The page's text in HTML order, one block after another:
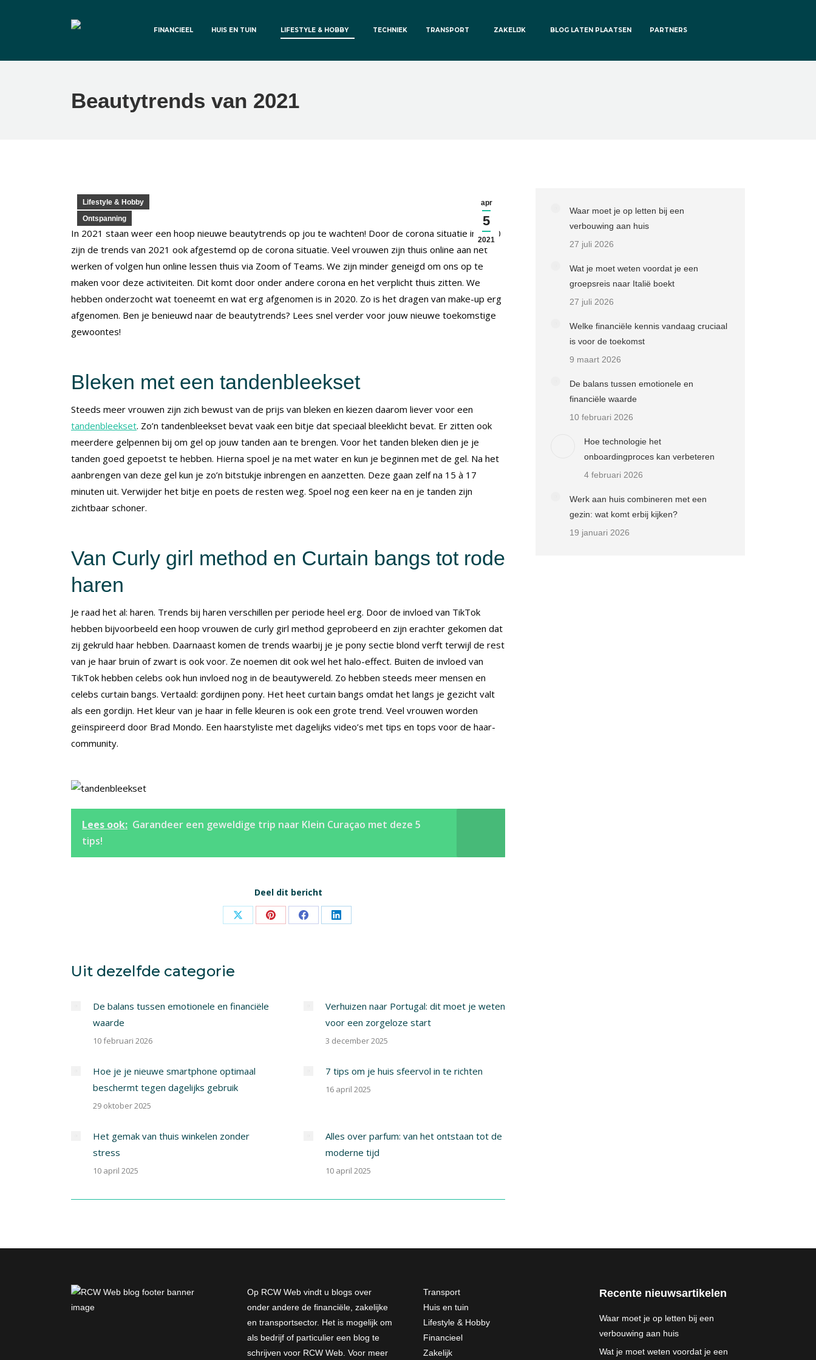
FINANCIEEL HUIS EN TUIN LIFESTYLE & HOBBY TECHNIEK TRANSPORT ZAKELIJK BLOG LATEN PLAATSEN PARTNERS
Beautytrends van 2021
apr
5
2021
Lifestyle & Hobby
Ontspanning
In 2021 staan weer een hoop nieuwe beautytrends op jou te wachten! Door de corona situatie in 2020
zijn de trends van 2021 ook afgestemd op de corona situatie. Veel vrouwen zijn thuis online aan het
werken of volgen hun online lessen thuis via Zoom of Teams. We zijn minder geneigd om ons op te
maken voor deze activiteiten. Dit komt door onder andere corona en het verplicht thuis zitten. We
hebben onderzocht wat toeneemt en wat erg afgenomen is in 2020. Zo is het dragen van make-up erg
afgenomen. Ben je benieuwd naar de beautytrends? Lees snel verder voor jouw nieuwe toekomstige
gewoontes!
Bleken met een tandenbleekset
Steeds meer vrouwen zijn zich bewust van de prijs van bleken en kiezen daarom liever voor een
tandenbleekset. Zo’n tandenbleekset bevat vaak een bitje dat speciaal bleeklicht bevat. Er zitten ook
meerdere gelpennen bij om gel op jouw tanden aan te brengen. Voor het tanden bleken dien je je
tanden goed gepoetst te hebben. Hierna spoel je na met water en kun je beginnen met de gel. Na het
aanbrengen van deze gel kun je zo’n bitstukje inbrengen en aanzetten. Deze gaan zelf na 15 à 17
minuten uit. Verwijder het bitje en poets de resten weg. Spoel nog een keer na en je tanden zijn
zichtbaar schoner.
Van Curly girl method en Curtain bangs tot rode
haren
Je raad het al: haren. Trends bij haren verschillen per periode heel erg. Door de invloed van TikTok
hebben bijvoorbeeld een hoop vrouwen de curly girl method geprobeerd en zijn erachter gekomen dat
zij gekruld haar hebben. Daarnaast komen de trends waarbij je je pony sectie blond verft terwijl de rest
van je haar bruin of zwart is ook voor. Ze noemen dit ook wel het halo-effect. Buiten de invloed van
TikTok hebben celebs ook hun invloed nog in de beautywereld. Zo hebben steeds meer mensen en
celebs curtain bangs. Vertaald: gordijnen pony. Het heet curtain bangs omdat het langs je gezicht valt
als een gordijn. Het kleur van je haar in felle kleuren is ook een grote trend. Veel vrouwen worden
geïnspireerd door Brad Mondo. Een haarstyliste met dagelijks video’s met tips en tops voor de haar-
community.
Lees ook: Garandeer een geweldige trip naar Klein Curaçao met deze 5
tips!
Deel dit bericht
Share Share Share Share
Uit dezelfde categorie
De balans tussen emotionele en financiële
waarde
10 februari 2026
Verhuizen naar Portugal: dit moet je weten
voor een zorgeloze start
3 december 2025
Hoe je je nieuwe smartphone optimaal
beschermt tegen dagelijks gebruik
29 oktober 2025
7 tips om je huis sfeervol in te richten
16 april 2025
Het gemak van thuis winkelen zonder
stress
10 april 2025
Alles over parfum: van het ontstaan tot de
moderne tijd
10 april 2025
Waar moet je op letten bij een
verbouwing aan huis
27 juli 2026
Wat je moet weten voordat je een
groepsreis naar Italië boekt
27 juli 2026
Welke financiële kennis vandaag cruciaal
is voor de toekomst
9 maart 2026
De balans tussen emotionele en
financiële waarde
10 februari 2026
Hoe technologie het
onboardingproces kan verbeteren
4 februari 2026
Werk aan huis combineren met een
gezin: wat komt erbij kijken?
19 januari 2026
Op RCW Web vindt u blogs over
onder andere de financiële, zakelijke
en transportsector. Het is mogelijk om
als bedrijf of particulier een blog te
schrijven voor RCW Web. Voor meer
Transport
Huis en tuin
Lifestyle & Hobby
Financieel
Zakelijk
Recente nieuwsartikelen
Waar moet je op letten bij een
verbouwing aan huis
Wat je moet weten voordat je een